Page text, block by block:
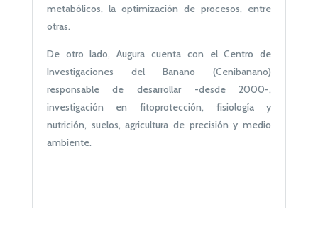
metabólicos, la optimización de procesos, entre
otras.
De otro lado, Augura cuenta con el Centro de
Investigaciones del Banano (Cenibanano)
responsable de desarrollar -desde 2000-,
investigación en fitoprotección, fisiología y
nutrición, suelos, agricultura de precisión y medio
ambiente.